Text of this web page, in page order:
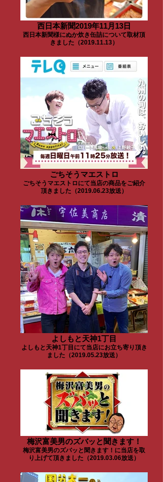
西日本新聞2019年11月13日
西日本新聞様にぬか炊き缶詰について取材頂
きました（2019.11.13）
ごちそうマエストロ
ごちそうマエストロにて当店の商品をご紹介
頂きました（2019.06.23放送）
よしもと天神1丁目
よしもと天神1丁目にて当店にお立ち寄り頂き
ました（2019.05.23放送）
梅沢富美男のズバッと聞きます！
梅沢富美男のズバッと聞きます！に当店を取
り上げて頂きました（2019.03.06放送）